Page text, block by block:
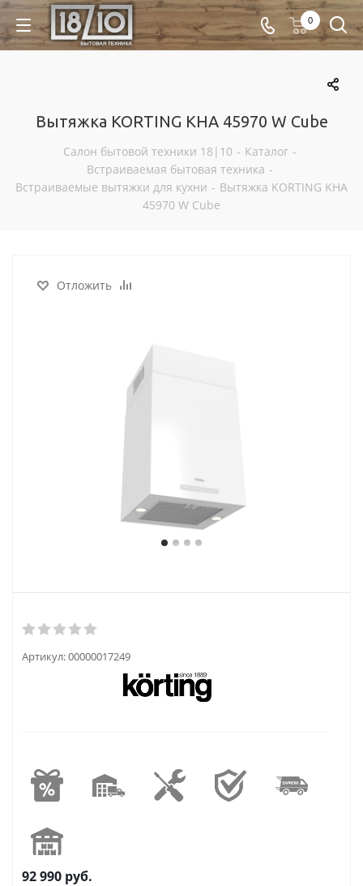
0
Вытяжка KORTING KHA 45970 W Cube
Салон бытовой техники 18|10 - Каталог -
Встраиваемая бытовая техника -
Встраиваемые вытяжки для кухни - Вытяжка KORTING KHA
45970 W Cube
Отложить
Артикул:00000017249
92 990 руб.